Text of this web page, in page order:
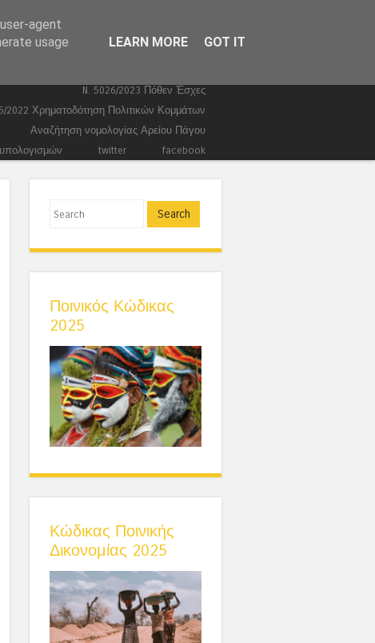
Ευρωεκλογές 2024
Ποινικά Τέμπη
Συντάγματα
N. 5026/2023 Πόθεν Έσχες
2022 Χρηματοδότηση Πολιτικών Κομμάτων
Αναζήτηση νομολογίας Αρείου Πάγου
twitter facebook
Search
Ποινικός Κώδικας
2025
Κώδικας Ποινικής
Δικονομίας 2025
agent
usage
LEARN MORE GOT IT